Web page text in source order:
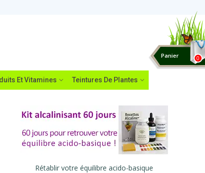
0
Panier
Et Vitamines Teintures De Plantes
Rétablir votre équilibre acido-basique